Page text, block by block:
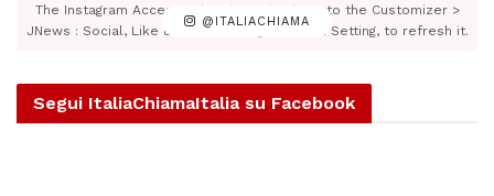
@ITALIACHIAMA
The Instagram Access Token is expired, Go to the Customizer >
JNews : Social, Like & View > Instagram Feed Setting, to refresh it.
Segui ItaliaChiamaItalia su Facebook